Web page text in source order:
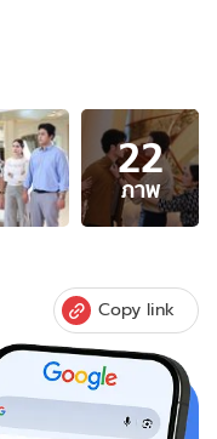
22
ภาพ
Copy link